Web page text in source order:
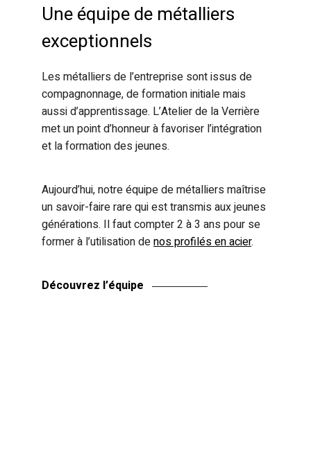
Une équipe de métalliers
exceptionnels
Les métalliers de l’entreprise sont issus de
compagnonnage, de formation initiale mais
aussi d’apprentissage. L’Atelier de la Verrière
met un point d’honneur à favoriser l’intégration
et la formation des jeunes.
Aujourd’hui, notre équipe de métalliers maîtrise
un savoir-faire rare qui est transmis aux jeunes
générations. Il faut compter 2 à 3 ans pour se
former à l’utilisation denos profilés en acier.
Découvrez l’équipe